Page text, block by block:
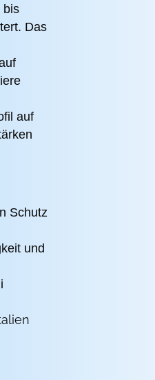
bis
Das
auf
Schutz
und